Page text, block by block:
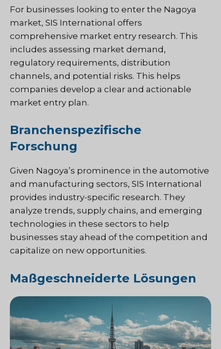
For businesses looking to enter the Nagoya
market, SIS International offers
comprehensive market entry research. This
includes assessing market demand,
regulatory requirements, distribution
channels, and potential risks. This helps
companies develop a clear and actionable
market entry plan.
Branchenspezifische
Forschung
Given Nagoya’s prominence in the automotive
and manufacturing sectors, SIS International
provides industry-specific research. They
analyze trends, supply chains, and emerging
technologies in these sectors to help
businesses stay ahead of the competition and
capitalize on new opportunities.
Maßgeschneiderte Lösungen